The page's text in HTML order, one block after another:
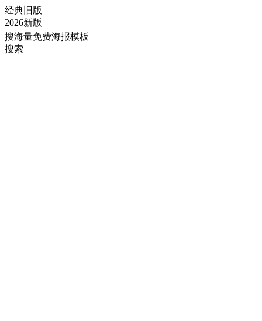
经典旧版
2026新版
搜海量免费海报模板
搜索